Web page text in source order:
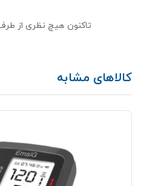
تاکنون هیچ نظری از
کالاهای مشابه